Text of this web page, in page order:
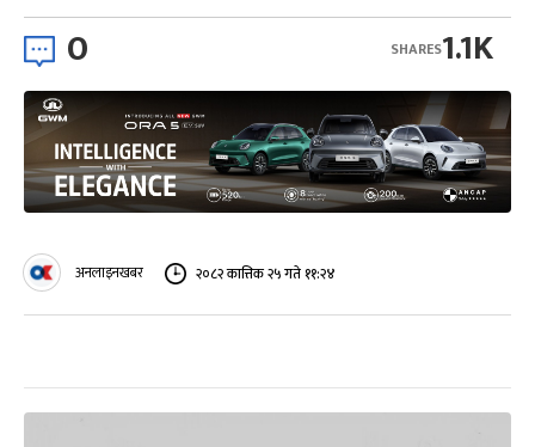
0 1.1K
SHARES
अनलाइनखबर २०८२ कात्तिक २५ गते ११:२४